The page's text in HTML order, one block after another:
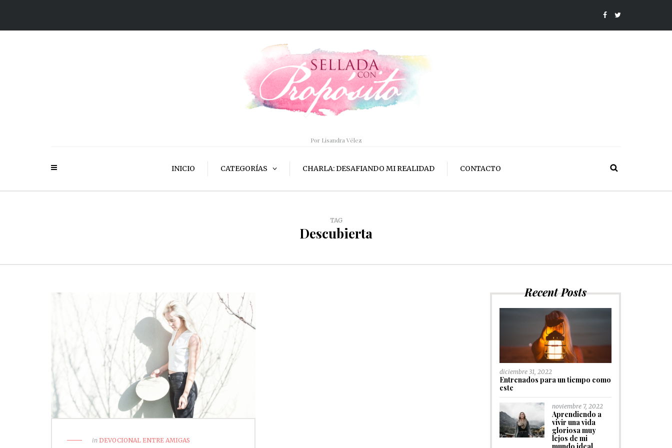
Por Lisandra Vélez
INICIO CATEGORÍAS CHARLA: DESAFIANDO MI REALIDAD CONTACTO
TAG
Descubierta
in DEVOCIONAL ENTRE AMIGAS
Recent Posts
diciembre 31, 2022
Entrenados para un tiempo como
este
noviembre 7, 2022
Aprendiendo a
vivir una vida
gloriosa muy
lejos de mi